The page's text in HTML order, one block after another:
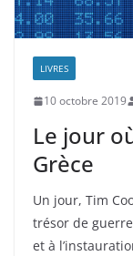
LIVRES
10 octobre 2019
Le jour
Grèce
Un jour, Tim
trésor de
et à